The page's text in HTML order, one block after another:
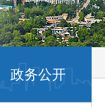
政务公开